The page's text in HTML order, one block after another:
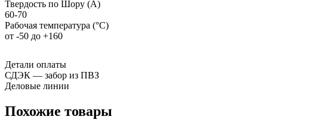
Твердость по Шору (А)
60-70
Рабочая температура (°С)
от -50 до +160
Детали оплаты
СДЭК — забор из ПВЗ
Деловые линии
Похожие товары